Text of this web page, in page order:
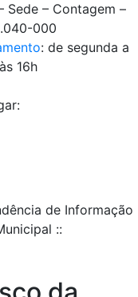
Sede – Contagem –
000
: de segunda a
16h
de Informação
::